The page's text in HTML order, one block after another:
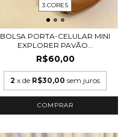
3 CORES
BOLSA PORTA-CELULAR MINI
EXPLORER PAVÃO...
R$60,00
2 x de R$30,00 sem juros
COMPRAR